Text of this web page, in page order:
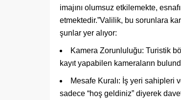
imajını olumsuz etkilemekte,
etmektedir.”Valilik, bu sorunlara
şunlar yer alıyor:
Kamera Zorunluluğu: Turistik
kayıt yapabilen kameraların
Mesafe Kuralı: İş yeri sahipleri
sadece “hoş geldiniz” diyerek